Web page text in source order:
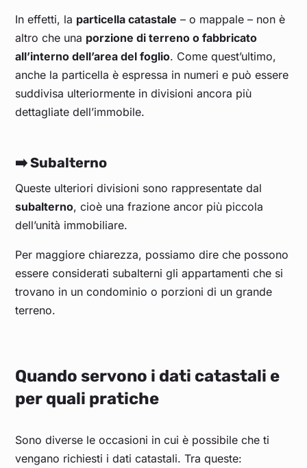
In effetti, la particella catastale – o mappale – non è
altro che una porzione di terreno o fabbricato
all’interno dell’area del foglio. Come quest’ultimo,
anche la particella è espressa in numeri e può essere
suddivisa ulteriormente in divisioni ancora più
dettagliate dell’immobile.
➡️ Subalterno
Queste ulteriori divisioni sono rappresentate dal
subalterno, cioè una frazione ancor più piccola
dell’unità immobiliare.
Per maggiore chiarezza, possiamo dire che possono
essere considerati subalterni gli appartamenti che si
trovano in un condominio o porzioni di un grande
terreno.
Quando servono i dati catastali e
per quali pratiche
Sono diverse le occasioni in cui è possibile che ti
vengano richiesti i dati catastali. Tra queste: